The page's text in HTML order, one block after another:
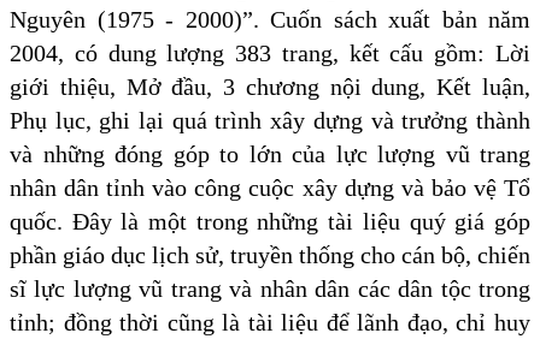
Nguyên (1975 - 2000)”. Cuốn sách xuất bản năm
2004, có dung lượng 383 trang, kết cấu gồm: Lời
giới thiệu, Mở đầu, 3 chương nội dung, Kết luận,
Phụ lục, ghi lại quá trình xây dựng và trưởng thành
và những đóng góp to lớn của lực lượng vũ trang
nhân dân tỉnh vào công cuộc xây dựng và bảo vệ Tổ
quốc. Đây là một trong những tài liệu quý giá góp
phần giáo dục lịch sử, truyền thống cho cán bộ, chiến
sĩ lực lượng vũ trang và nhân dân các dân tộc trong
tỉnh; đồng thời cũng là tài liệu để lãnh đạo, chỉ huy